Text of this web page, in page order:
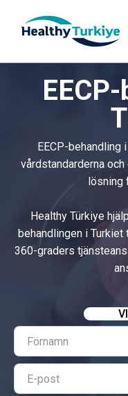
p
EECP-behandling
vårdstandarderna
lösning
Healthy Türkiye
behandlingen i
360-graders